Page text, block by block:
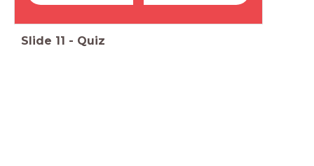
Slide 11 - Quiz